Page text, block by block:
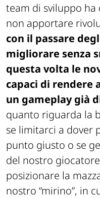
team di sviluppo ha
non apportare
con il passare
migliorare senza
questa volta le
capaci di rendere
un gameplay già
quanto riguarda la
se limitarci a dover
punto giusto o se
del nostro
posizionare la
nostro “mirino”, in